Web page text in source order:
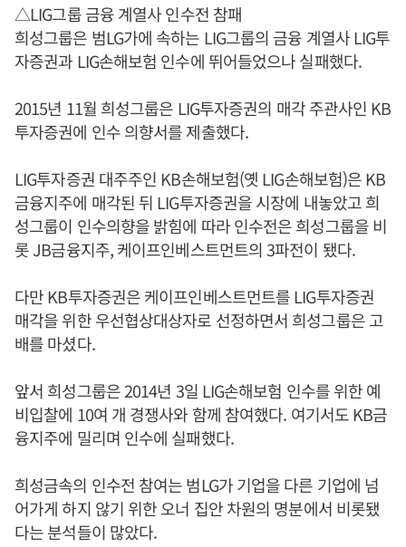
△LIG그룹 금융 계열사 인수전 참패
희성그룹은 범LG가에 속하는 LIG그룹의 금융 계열사 LIG투
자증권과 LIG손해보험 인수에 뛰어들었으나 실패했다.
2015년 11월 희성그룹은 LIG투자증권의 매각 주관사인 KB
투자증권에 인수 의향서를 제출했다.
LIG투자증권 대주주인 KB손해보험(옛 LIG손해보험)은 KB
금융지주에 매각된 뒤 LIG투자증권을 시장에 내놓았고 희
성그룹이 인수의향을 밝힘에 따라 인수전은 희성그룹을 비
롯 JB금융지주, 케이프인베스트먼트의 3파전이 됐다.
다만 KB투자증권은 케이프인베스트먼트를 LIG투자증권
매각을 위한 우선협상대상자로 선정하면서 희성그룹은 고
배를 마셨다.
앞서 희성그룹은 2014년 3일 LIG손해보험 인수를 위한 예
비입찰에 10여 개 경쟁사와 함께 참여했다. 여기서도 KB금
융지주에 밀리며 인수에 실패했다.
희성금속의 인수전 참여는 범LG가 기업을 다른 기업에 넘
어가게 하지 않기 위한 오너 집안 차원의 명분에서 비롯됐
다는 분석들이 많았다.